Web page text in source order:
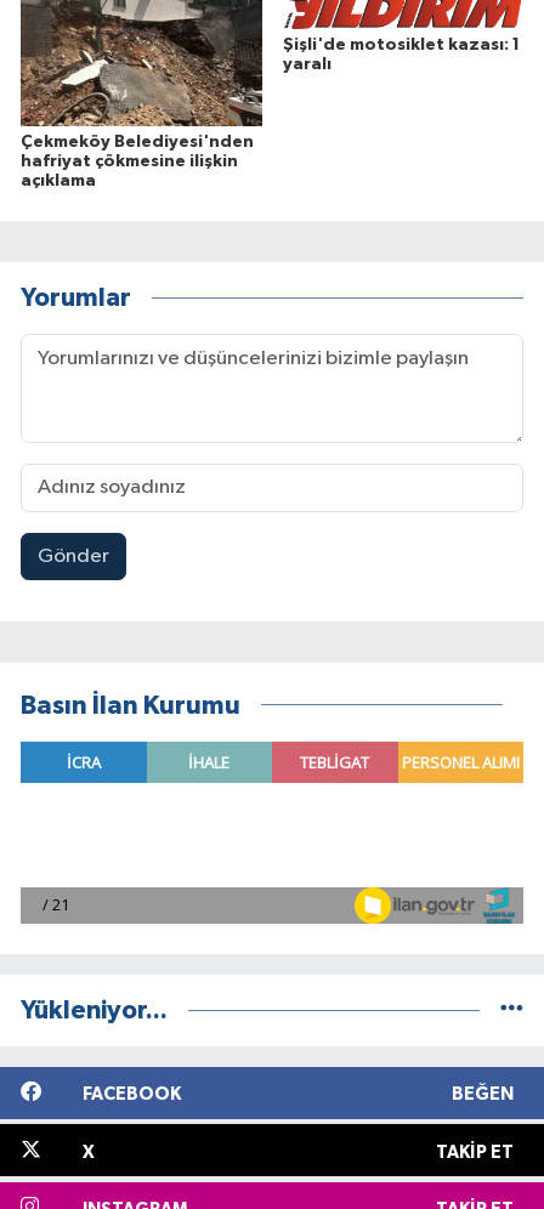
Çekmeköy Belediyesi'nden
hafriyat çökmesine ilişkin
açıklama
Şişli'de motosiklet kazası: 1
yaralı
Yorumlar
Gönder
Basın İlan Kurumu
Yükleniyor...
FACEBOOK BEĞEN
X TAKIP ET